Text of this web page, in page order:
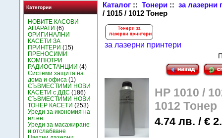
Категории
НОВИТЕ КАСОВИ
АПАРАТИ (6)
ОРИГИНАЛНИ
КАСЕТИ ЗА
ПРИНТЕРИ (15)
ПРЕНОСИМИ
КОМПЮТРИ
РАДИОСТАНЦИИ (4)
Системи защита на
дома и офиса (1)
СЪВМЕСТИМИ НОВИ
КАСЕТИ с ДДС (186)
СЪВМЕСТИМИ НОВИ
ТОНЕР КАСЕТИ (253)
Уреди за икономия на
ел.ен.
Уреди за масажиране
и отслабване
Каталог ::Тонери ::за лазерни
/ 1015 / 1012 Тонер
за лазерни принтери
HP 1010 /
1012 Тонер
4.74 лв. / €